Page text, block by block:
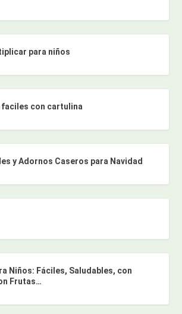
para niños
faciles con cartulina
y Adornos Caseros para Navidad
Niños: Fáciles, Saludables, con
Frutas…